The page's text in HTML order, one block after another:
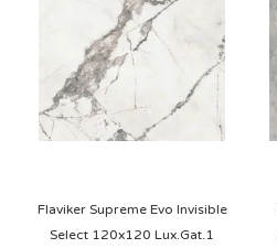
Flaviker Supreme Evo Invisible
Select 120x120 Lux.Gat.1